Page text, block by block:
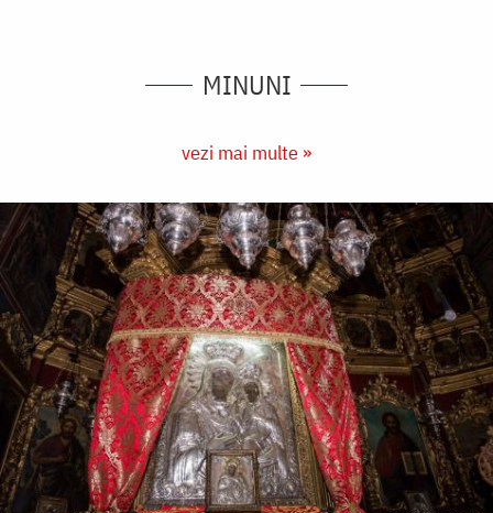
MINUNI
vezi mai multe »